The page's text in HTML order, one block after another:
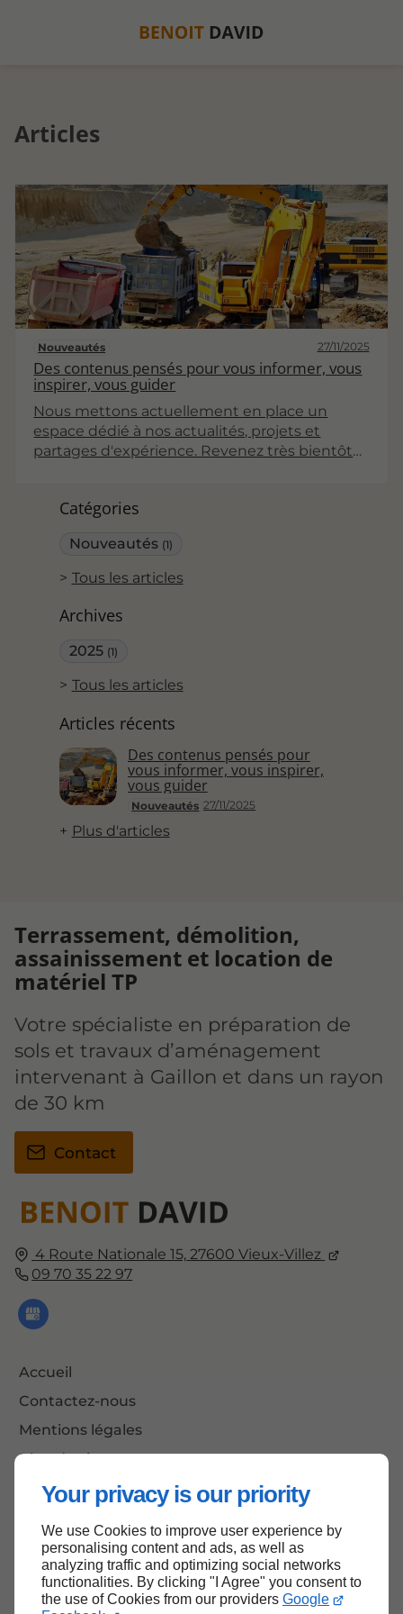
Your privacy is our priority
We use Cookies to improve user experience by
personalising content and ads, as well as
analyzing traffic and optimizing social networks
functionalities. By clicking "I Agree" you consent to
the use of Cookies from our providers Google
Catégories
Nouveautés (1)
Tous les articles
Archives
2025 (1)
Tous les articles
Articles récents
Nouveautés 27/11/2025
Des contenus pensés pour
vous informer, vous inspirer,
vous guider
Plus d'articles
Articles
Nouveautés 27/11/2025
Des contenus pensés pour vous informer, vous
inspirer, vous guider
Nous mettons actuellement en place un
espace dédié à nos actualités, projets et
partages d'expérience. Revenez très bientôt
4 Route Nationale 15, 27600 Vieux-Villez
09 70 35 22 97
Accueil
Contactez-nous
Mentions légales
Plan du site
Terrassement, démolition,
assainissement et location de
matériel TP
Votre spécialiste en préparation de
sols et travaux d’aménagement
intervenant à Gaillon et dans un rayon
de 30 km
Contact
Haut de page